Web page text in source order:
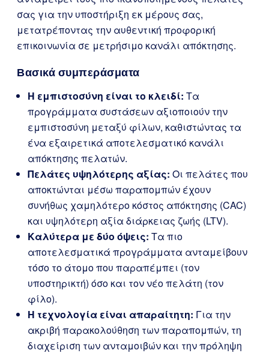
σας για την υποστήριξη εκ μέρους σας,
μετατρέποντας την αυθεντική προφορική
επικοινωνία σε μετρήσιμο κανάλι απόκτησης.
Βασικά συμπεράσματα
Η εμπιστοσύνη είναι το κλειδί: Τα
προγράμματα συστάσεων αξιοποιούν την
εμπιστοσύνη μεταξύ φίλων, καθιστώντας τα
ένα εξαιρετικά αποτελεσματικό κανάλι
απόκτησης πελατών.
Πελάτες υψηλότερης αξίας: Οι πελάτες που
αποκτώνται μέσω παραπομπών έχουν
συνήθως χαμηλότερο κόστος απόκτησης (CAC)
και υψηλότερη αξία διάρκειας ζωής (LTV).
Καλύτερα με δύο όψεις: Τα πιο
αποτελεσματικά προγράμματα ανταμείβουν
τόσο το άτομο που παραπέμπει (τον
υποστηρικτή) όσο και τον νέο πελάτη (τον
φίλο).
Η τεχνολογία είναι απαραίτητη: Για την
ακριβή παρακολούθηση των παραπομπών, τη
διαχείριση των ανταμοιβών και την πρόληψη